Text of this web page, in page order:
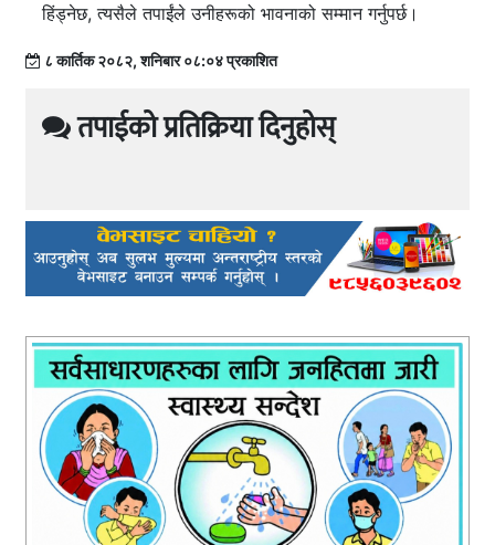
हिंड्नेछ, त्यसैले तपाईंले उनीहरूको भावनाको सम्मान गर्नुपर्छ।
८ कार्तिक २०८२, शनिबार ०८:०४ प्रकाशित
तपाईको प्रतिक्रिया दिनुहोस्